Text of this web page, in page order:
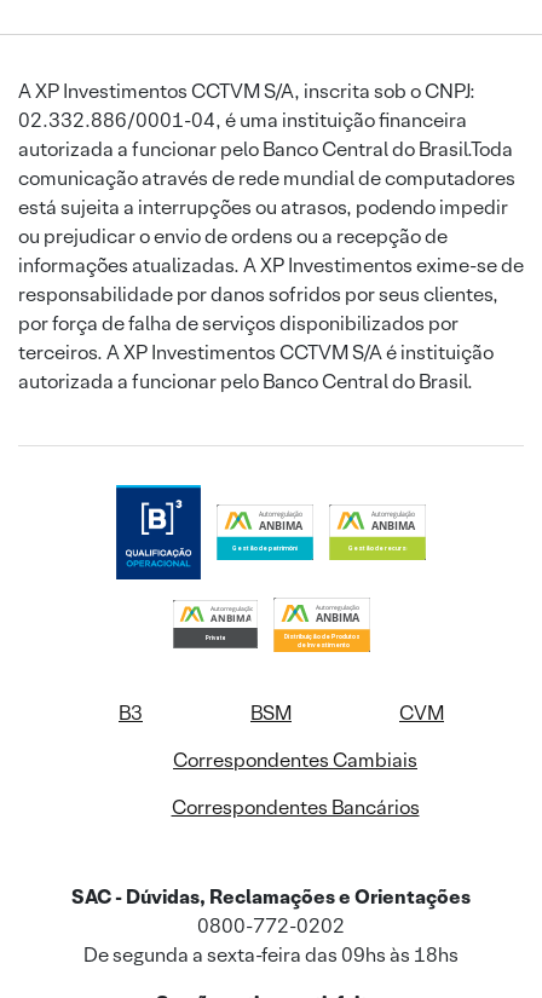
A XP Investimentos CCTVM S/A, inscrita sob o CNPJ:
02.332.886/0001-04, é uma instituição financeira
autorizada a funcionar pelo Banco Central do Brasil.Toda
comunicação através de rede mundial de computadores
está sujeita a interrupções ou atrasos, podendo impedir
ou prejudicar o envio de ordens ou a recepção de
informações atualizadas. A XP Investimentos exime-se de
responsabilidade por danos sofridos por seus clientes,
por força de falha de serviços disponibilizados por
terceiros. A XP Investimentos CCTVM S/A é instituição
autorizada a funcionar pelo Banco Central do Brasil.
B3 BSM
CVM
Correspondentes Cambiais
Correspondentes Bancários
SAC - Dúvidas, Reclamações e Orientações
0800-772-0202
De segunda a sexta-feira das 09hs às 18hs